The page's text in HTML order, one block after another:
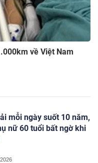
về Việt Nam
mỗi ngày suốt 10 năm,
nữ 60 tuổi bất ngờ khi